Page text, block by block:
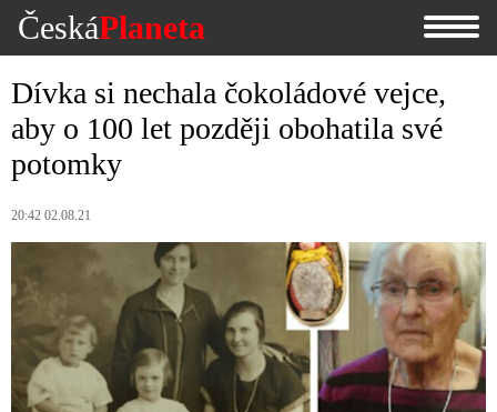
ČeskáPlaneta
Dívka si nechala čokoládové vejce,
aby o 100 let později obohatila své
potomky
20:42 02.08.21